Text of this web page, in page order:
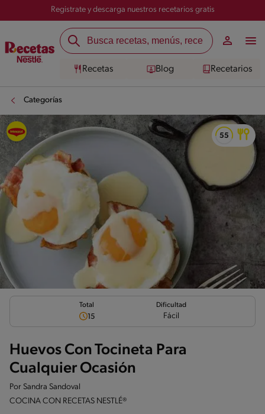
Registrate y descarga nuestros recetarios gratis
Recetas Blog Recetarios
Categorías
Total
15
Dificultad
Fácil
Huevos Con Tocineta Para
Cualquier Ocasión
Por Sandra Sandoval
COCINA CON RECETAS NESTLÉ®